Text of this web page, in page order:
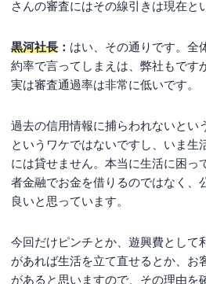
さんの審査にはその線引きは現在と
黒河社長 ： はい、その通りです。全
約率で言ってしまえは、弊社もです
実は審査通過率は非常に低いです。
過去の信用情報に捕らわれないとい
というワケではないですし、いま生
には貸せません。本当に生活に困っ
者金融でお金を借りるのではなく、
良いと思っています。
今回だけピンチとか、遊興費として
があれば生活を立て直せるとか、お
があると思いますので、その理由を